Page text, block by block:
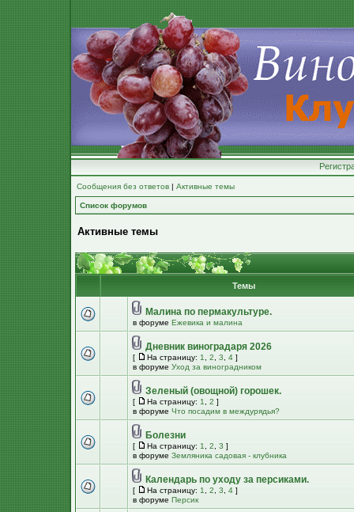
Сообщения без ответов | Активные темы
Список форумов
Активные темы
Темы
Малина по пермакультуре.
в форуме Ежевика и малина
Дневник виноградаря 2026
[ На страницу: 1 2 3 4 ]
в форуме Уход за виноградником
Зеленый (овощной) горошек.
[ На страницу: 1 2 ]
в форуме Что посадим в междурядья?
Болезни
[ На страницу: 1 2 3 ]
в форуме Земляника садовая - клубника
Календарь по уходу за персиками.
[ На страницу: 1 2 3 4 ]
в форуме Персик